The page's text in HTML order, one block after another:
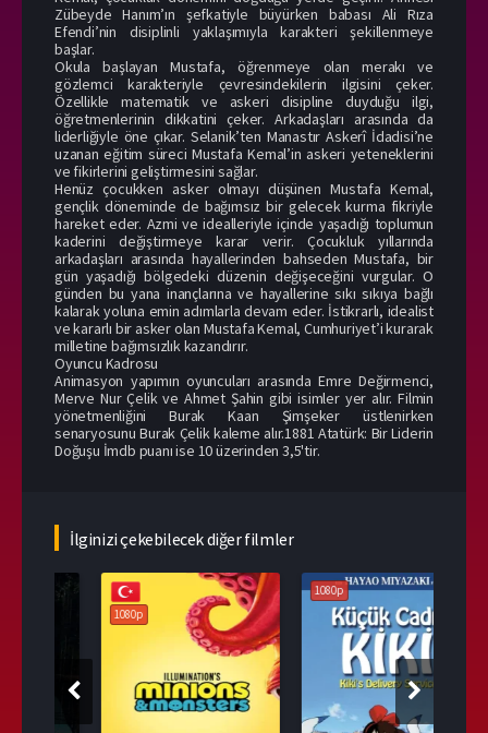
Zübeyde Hanım’ın şefkatiyle büyürken babası Ali Rıza
Efendi’nin disiplinli yaklaşımıyla karakteri şekillenmeye
başlar.
Okula başlayan Mustafa, öğrenmeye olan merakı ve
gözlemci karakteriyle çevresindekilerin ilgisini çeker.
Özellikle matematik ve askeri disipline duyduğu ilgi,
öğretmenlerinin dikkatini çeker. Arkadaşları arasında da
liderliğiyle öne çıkar. Selanik’ten Manastır Askerî İdadisi’ne
uzanan eğitim süreci Mustafa Kemal’in askeri yeteneklerini
ve fikirlerini geliştirmesini sağlar.
Henüz çocukken asker olmayı düşünen Mustafa Kemal,
gençlik döneminde de bağımsız bir gelecek kurma fikriyle
hareket eder. Azmi ve idealleriyle içinde yaşadığı toplumun
kaderini değiştirmeye karar verir. Çocukluk yıllarında
arkadaşları arasında hayallerinden bahseden Mustafa, bir
gün yaşadığı bölgedeki düzenin değişeceğini vurgular. O
günden bu yana inançlarına ve hayallerine sıkı sıkıya bağlı
kalarak yoluna emin adımlarla devam eder. İstikrarlı, idealist
ve kararlı bir asker olan Mustafa Kemal, Cumhuriyet’i kurarak
milletine bağımsızlık kazandırır.
Oyuncu Kadrosu
Animasyon yapımın oyuncuları arasında Emre Değirmenci,
Merve Nur Çelik ve Ahmet Şahin gibi isimler yer alır. Filmin
yönetmenliğini Burak Kaan Şimşeker üstlenirken
senaryosunu Burak Çelik kaleme alır.1881 Atatürk: Bir Liderin
Doğuşu İmdb puanı ise 10 üzerinden 3,5'tir.
İlginizi çekebilecek diğer filmler
1080p